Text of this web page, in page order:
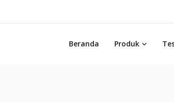
Beranda Produk